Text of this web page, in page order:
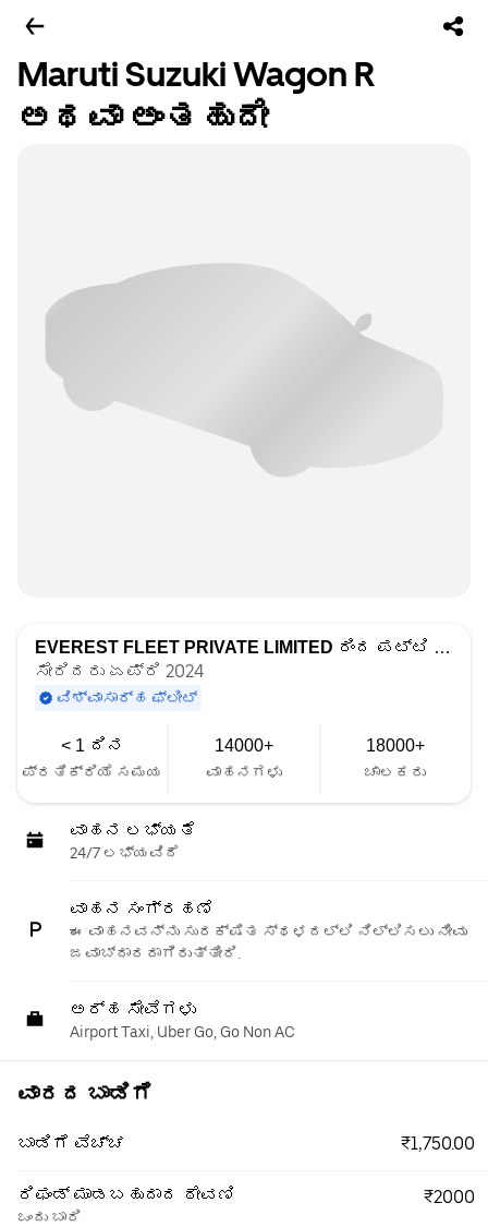
Maruti Suzuki Wagon R
ಅಥವಾ ಅಂತಹುದೇ
EVEREST FLEET PRIVATE LIMITED ರಿಂದ ಪಟ್ಟಿ ಮಾಡಲಾಗಿದೆ
ಸೇರಿದರು ಏಪ್ರಿ 2024
ವಿಶ್ವಾಸಾರ್ಹ ಫ್ಲೀಟ್
< 1 ದಿನ
ಪ್ರತಿಕ್ರಿಯೆ ಸಮಯ
14000+
ವಾಹನಗಳು
18000+
ಚಾಲಕರು
ವಾಹನ ಲಭ್ಯತೆ
24/7 ಲಭ್ಯವಿದೆ
ವಾಹನ ಸಂಗ್ರಹಣೆ
ಈ ವಾಹನವನ್ನು ಸುರಕ್ಷಿತ ಸ್ಥಳದಲ್ಲಿ ನಿಲ್ಲಿಸಲು ನೀವು
ಜವಾಬ್ದಾರರಾಗಿರುತ್ತೀರಿ.
ಅರ್ಹ ಸೇವೆಗಳು
Airport Taxi, Uber Go, Go Non AC
ವಾರದ ಬಾಡಿಗೆ
ಬಾಡಿಗೆ ವೆಚ್ಚ ₹1,750.00
ರಿಫಂಡ್ ಮಾಡಬಹುದಾದ ಠೇವಣಿ
ಒಂದು ಬಾರಿ
₹2000